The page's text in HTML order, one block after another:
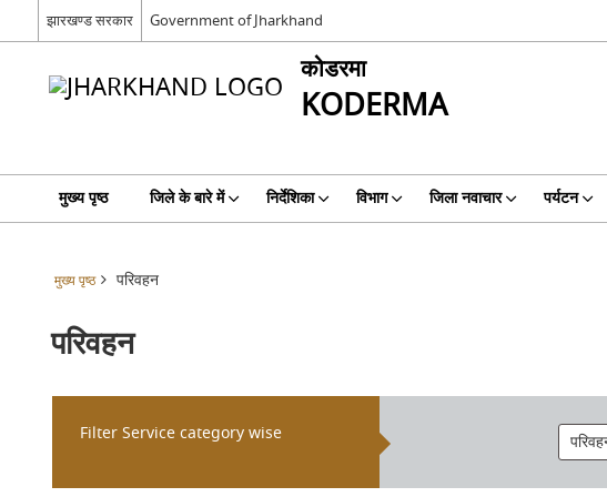
झारखण्ड सरकार Government of Jharkhand
कोडरमा
KODERMA
मुख्य पृष्ठ जिले के बारे में निर्देशिका विभाग जिला नवाचार पर्यटन
मुख्य पृष्ठ परिवहन
परिवहन
Filter Service category wise